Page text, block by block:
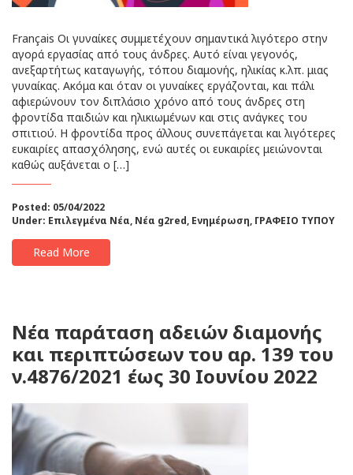
Français Οι γυναίκες συμμετέχουν σημαντικά λιγότερο στην
αγορά εργασίας από τους άνδρες. Αυτό είναι γεγονός,
ανεξαρτήτως καταγωγής, τόπου διαμονής, ηλικίας κ.λπ. μιας
γυναίκας. Ακόμα και όταν οι γυναίκες εργάζονται, και πάλι
αφιερώνουν τον διπλάσιο χρόνο από τους άνδρες στη
φροντίδα παιδιών και ηλικιωμένων και στις ανάγκες του
σπιτιού. Η φροντίδα προς άλλους συνεπάγεται και λιγότερες
ευκαιρίες απασχόλησης, ενώ αυτές οι ευκαιρίες μειώνονται
καθώς αυξάνεται ο […]
Posted: 05/04/2022
Under: Επιλεγμένα Νέα, Νέα g2red, Ενημέρωση, ΓΡΑΦΕΙΟ ΤΥΠΟΥ
Read More
Νέα παράταση αδειών διαμονής
και περιπτώσεων του αρ. 139 του
ν.4876/2021 έως 30 Ιουνίου 2022